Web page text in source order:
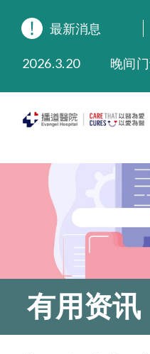
最新消息
2026.8.3
2026.3.20
晚间
2025.8.4
播道
有用资讯